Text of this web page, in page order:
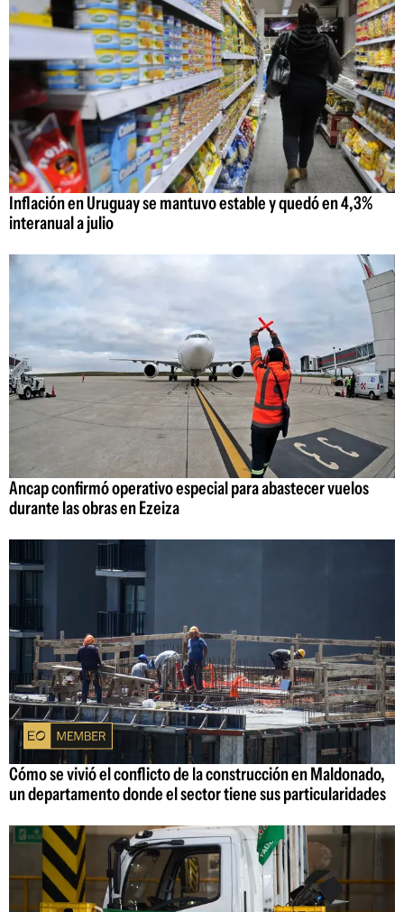
Inflación en Uruguay se mantuvo estable y quedó en 4,3%
interanual a julio
Ancap confirmó operativo especial para abastecer vuelos
durante las obras en Ezeiza
Cómo se vivió el conflicto de la construcción en Maldonado,
un departamento donde el sector tiene sus particularidades